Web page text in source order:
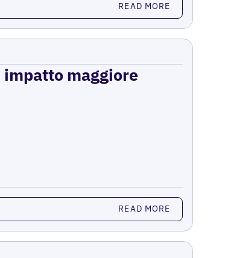
READ MORE
maggiore
READ MORE